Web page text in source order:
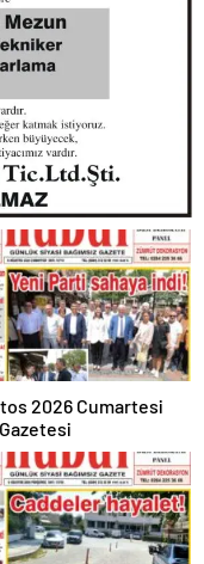
2026 Cumartesi